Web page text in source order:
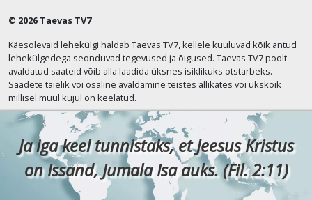
© 2026 Taevas TV7
Käesolevaid lehekülgi haldab Taevas TV7, kellele kuuluvad kõik antud
lehekülgedega seonduvad tegevused ja õigused. Taevas TV7 poolt
avaldatud saateid võib alla laadida üksnes isiklikuks otstarbeks.
Saadete täielik või osaline avaldamine teistes allikates või ükskõik
millisel muul kujul on keelatud.
Ja iga keel tunnistaks, et Jeesus Kristus
on Issand, Jumala Isa auks. (Fil. 2:11)